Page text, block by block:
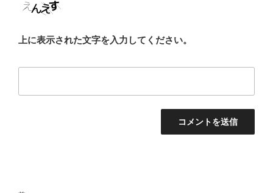
上に表示された文字を入力してください。
投